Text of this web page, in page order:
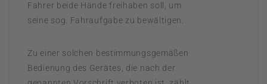
Fahrer beide Hände freihaben soll, um
seine sog. Fahraufgabe zu bewältigen.
Zu einer solchen bestimmungsgemäßen
Bedienung des Gerätes, die nach der